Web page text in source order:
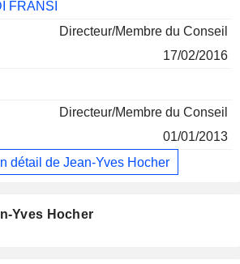
FRANSI
Directeur/Membre du Conseil
17/02/2016
Directeur/Membre du Conseil
01/01/2013
détail de Jean-Yves Hocher
Yves Hocher